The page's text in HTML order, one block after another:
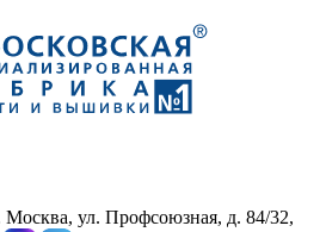
Москва, ул. Профсоюзная, д. 84/32,